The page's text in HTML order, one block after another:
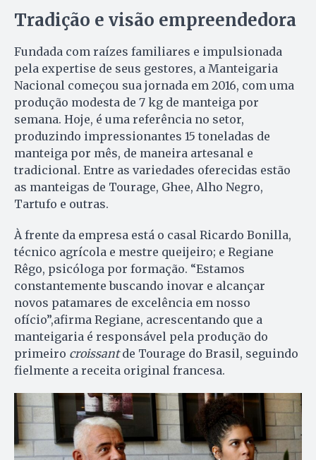
Tradição e visão empreendedora
Fundada com raízes familiares e impulsionada
pela expertise de seus gestores, a Manteigaria
Nacional começou sua jornada em 2016, com uma
produção modesta de 7 kg de manteiga por
semana. Hoje, é uma referência no setor,
produzindo impressionantes 15 toneladas de
manteiga por mês, de maneira artesanal e
tradicional. Entre as variedades oferecidas estão
as manteigas de Tourage, Ghee, Alho Negro,
Tartufo e outras.
À frente da empresa está o casal Ricardo Bonilla,
técnico agrícola e mestre queijeiro; e Regiane
Rêgo, psicóloga por formação. “Estamos
constantemente buscando inovar e alcançar
novos patamares de excelência em nosso
ofício”,afirma Regiane, acrescentando que a
manteigaria é responsável pela produção do
primeiro croissantde Tourage do Brasil, seguindo
fielmente a receita original francesa.